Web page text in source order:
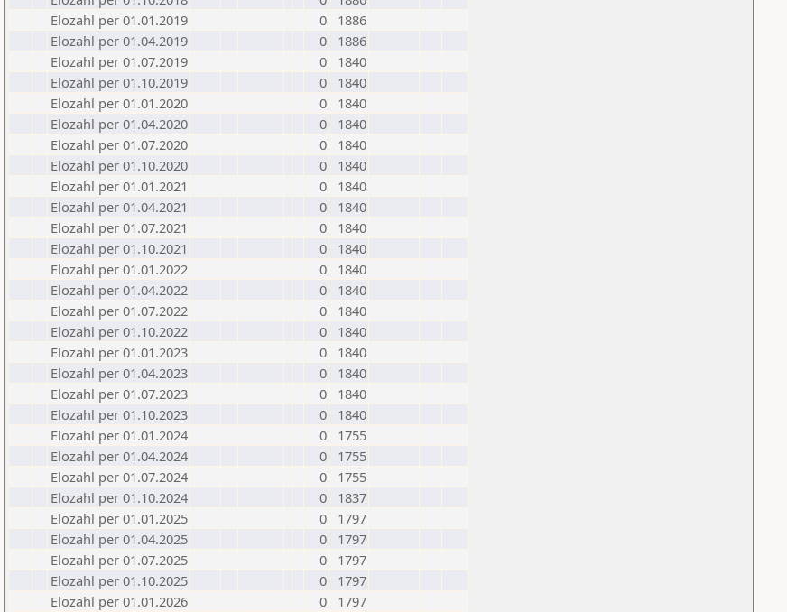
Elozahl per 01.01.2019
0
1886
Elozahl per 01.04.2019
0
1886
Elozahl per 01.07.2019
0
1840
Elozahl per 01.10.2019
0
1840
Elozahl per 01.01.2020
0
1840
Elozahl per 01.04.2020
0
1840
Elozahl per 01.07.2020
0
1840
Elozahl per 01.10.2020
0
1840
Elozahl per 01.01.2021
0
1840
Elozahl per 01.04.2021
0
1840
Elozahl per 01.07.2021
0
1840
Elozahl per 01.10.2021
0
1840
Elozahl per 01.01.2022
0
1840
Elozahl per 01.04.2022
0
1840
Elozahl per 01.07.2022
0
1840
Elozahl per 01.10.2022
0
1840
Elozahl per 01.01.2023
0
1840
Elozahl per 01.04.2023
0
1840
Elozahl per 01.07.2023
0
1840
Elozahl per 01.10.2023
0
1840
Elozahl per 01.01.2024
0
1755
Elozahl per 01.04.2024
0
1755
Elozahl per 01.07.2024
0
1755
Elozahl per 01.10.2024
0
1837
Elozahl per 01.01.2025
0
1797
Elozahl per 01.04.2025
0
1797
Elozahl per 01.07.2025
0
1797
Elozahl per 01.10.2025
0
1797
Elozahl per 01.01.2026
0 1797